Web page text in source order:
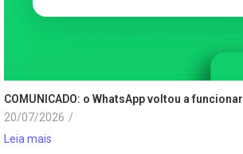
COMUNICADO: o WhatsApp voltou a funcionar
20/07/2026 /
Leia mais